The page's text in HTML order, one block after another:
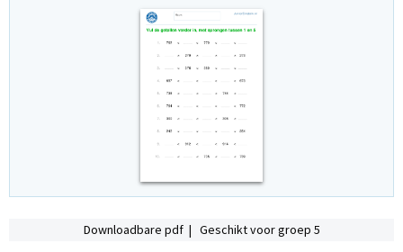
Downloadbare pdf | Geschikt voor groep 5